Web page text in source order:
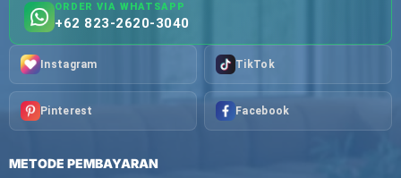
ORDER VIA WHATSAPP
+62 823-2620-3040
Instagram TikTok
Pinterest Facebook
METODE PEMBAYARAN